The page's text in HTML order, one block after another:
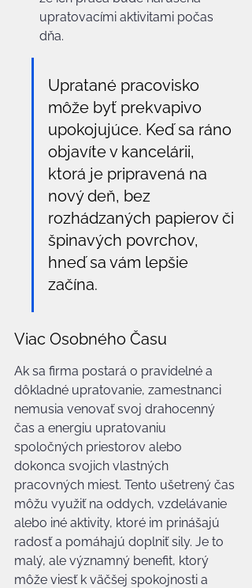
upratovacími aktivitami počas
dňa.
Upratané pracovisko
môže byť prekvapivo
upokojujúce. Keď sa ráno
objavíte v kancelárii,
ktorá je pripravená na
nový deň, bez
rozhádzaných papierov či
špinavých povrchov,
hneď sa vám lepšie
začína.
Viac Osobného Času
Ak sa firma postará o pravidelné a
dôkladné upratovanie, zamestnanci
nemusia venovať svoj drahocenný
čas a energiu upratovaniu
spoločných priestorov alebo
dokonca svojich vlastných
pracovných miest. Tento ušetrený čas
môžu využiť na oddych, vzdelávanie
alebo iné aktivity, ktoré im prinášajú
radosť a pomáhajú doplniť sily. Je to
malý, ale významný benefit, ktorý
môže viesť k väčšej spokojnosti a